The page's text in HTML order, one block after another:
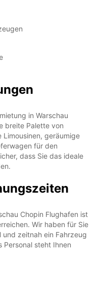
in Warschau
breite Palette von
geräumige
für den
dass Sie das ideale
Chopin Flughafen ist
Wir haben für Sie
zeitnah ein Fahrzeug
Personal steht Ihnen